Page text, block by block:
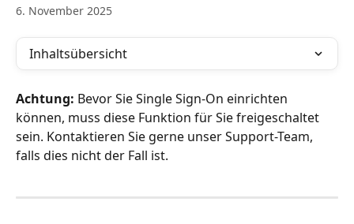
6. November 2025
Inhaltsübersicht
Achtung: Bevor Sie Single Sign-On einrichten
können, muss diese Funktion für Sie freigeschaltet
sein. Kontaktieren Sie gerne unser Support-Team,
falls dies nicht der Fall ist.